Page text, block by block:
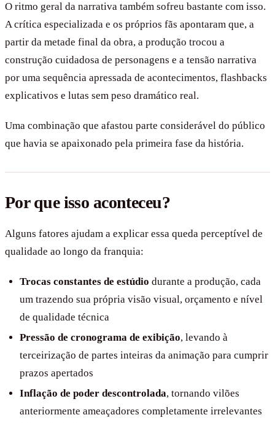
O ritmo geral da narrativa também sofreu bastante com isso.
A crítica especializada e os próprios fãs apontaram que, a
partir da metade final da obra, a produção trocou a
construção cuidadosa de personagens e a tensão narrativa
por uma sequência apressada de acontecimentos, flashbacks
explicativos e lutas sem peso dramático real.
Uma combinação que afastou parte considerável do público
que havia se apaixonado pela primeira fase da história.
Por que isso aconteceu?
Alguns fatores ajudam a explicar essa queda perceptível de
qualidade ao longo da franquia:
Trocas constantes de estúdio durante a produção, cada
um trazendo sua própria visão visual, orçamento e nível
de qualidade técnica
Pressão de cronograma de exibição, levando à
terceirização de partes inteiras da animação para cumprir
prazos apertados
Inflação de poder descontrolada, tornando vilões
anteriormente ameaçadores completamente irrelevantes